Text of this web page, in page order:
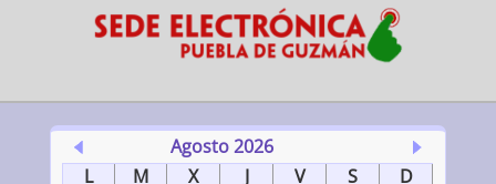
Agosto 2026
L
M X J V S
D